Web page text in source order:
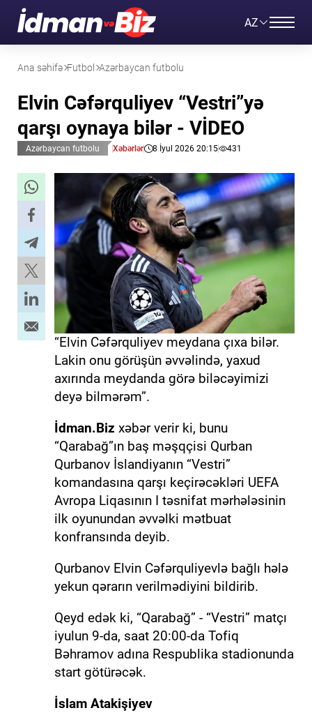
AZ
Ana səhifə Futbol Azərbaycan futbolu
Elvin Cəfərquliyev “Vestri”yə
qarşı oynaya bilər - VİDEO
Azərbaycan futbolu Xəbərlər 8 İyul 2026 20:15 431
“Elvin Cəfərquliyev meydana çıxa bilər.
Lakin onu görüşün əvvəlində, yaxud
axırında meydanda görə biləcəyimizi
deyə bilmərəm”.
İdman.Biz xəbər verir ki, bunu
“Qarabağ”ın baş məşqçisi Qurban
Qurbanov İslandiyanın “Vestri”
komandasına qarşı keçirəcəkləri UEFA
Avropa Liqasının I təsnifat mərhələsinin
ilk oyunundan əvvəlki mətbuat
konfransında deyib.
Qurbanov Elvin Cəfərquliyevlə bağlı hələ
yekun qərarın verilmədiyini bildirib.
Qeyd edək ki, “Qarabağ” - “Vestri” matçı
iyulun 9-da, saat 20:00-da Tofiq
Bəhramov adına Respublika stadionunda
start götürəcək.
İslam Atakişiyev